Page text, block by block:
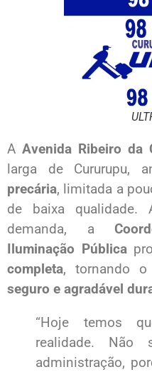
A Avenida Ribeiro da
larga de Cururupu,
precária, limitada a
de baixa qualidade.
demanda, a
Iluminação Pública
completa, tornando o
seguro e agradável
“Hoje temos
realidade. Não
administração,